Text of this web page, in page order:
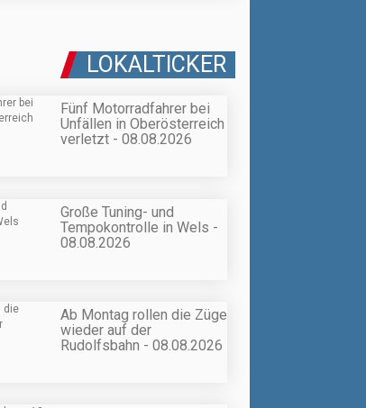
LOKALTICKER
Fünf Motorradfahrer bei
Unfällen in Oberösterreich
verletzt - 08.08.2026
Große Tuning- und
Tempokontrolle in Wels -
08.08.2026
Ab Montag rollen die Züge
wieder auf der
Rudolfsbahn - 08.08.2026